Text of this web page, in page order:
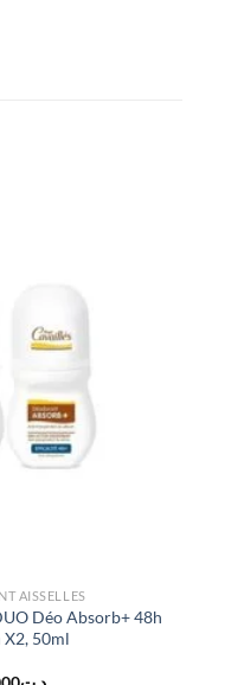
AISSELLES
Déo Absorb+ 48h
50ml